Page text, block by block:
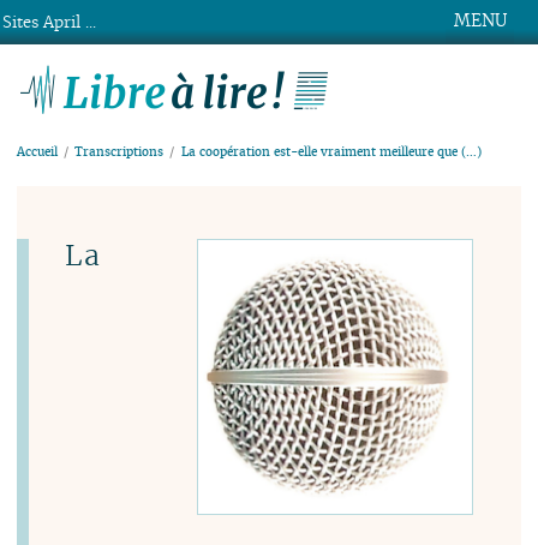
MENU
Accueil Transcriptions La coopération est-elle vraiment meilleure que (…)
La
Sites April ...